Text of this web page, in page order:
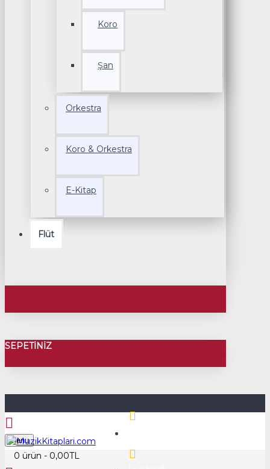
Koro
Şan
Orkestra
Koro & Orkestra
E-Kitap
Flüt
SEPETINIZ
Menu
0 ürün - 0,00TL